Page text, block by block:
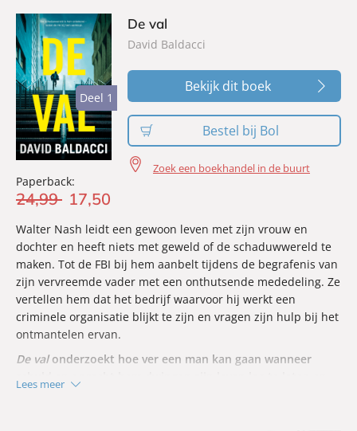
van een organisatie die bekendstaat als Odessa, een
nazigroepering met één doel: hun macht herwinnen en hun
geschiedenis vergoelijken.
De wraak van Odessais een meedogenloze spionagethriller
over schuld, onrecht en de zoektocht naar vergelding in
een wereld waar macht, geweld en geschiedenis elkaar
onafwendbaar raken.
Deel 1
Deel 1
Paperback:
24,99 17,50
De val
David Baldacci
Bekijk dit boek
Bestel bij Bol
Zoek een boekhandel in de buurt
Walter Nash leidt een gewoon leven met zijn vrouw en
dochter en heeft niets met geweld of de schaduwwereld te
maken. Tot de FBI bij hem aanbelt tijdens de begrafenis van
zijn vervreemde vader met een onthutsende mededeling. Ze
vertellen hem dat het bedrijf waarvoor hij werkt een
criminele organisatie blijkt te zijn en vragen zijn hulp bij het
ontmantelen ervan.
De valonderzoekt hoe ver een man kan gaan wanneer
Lees meer